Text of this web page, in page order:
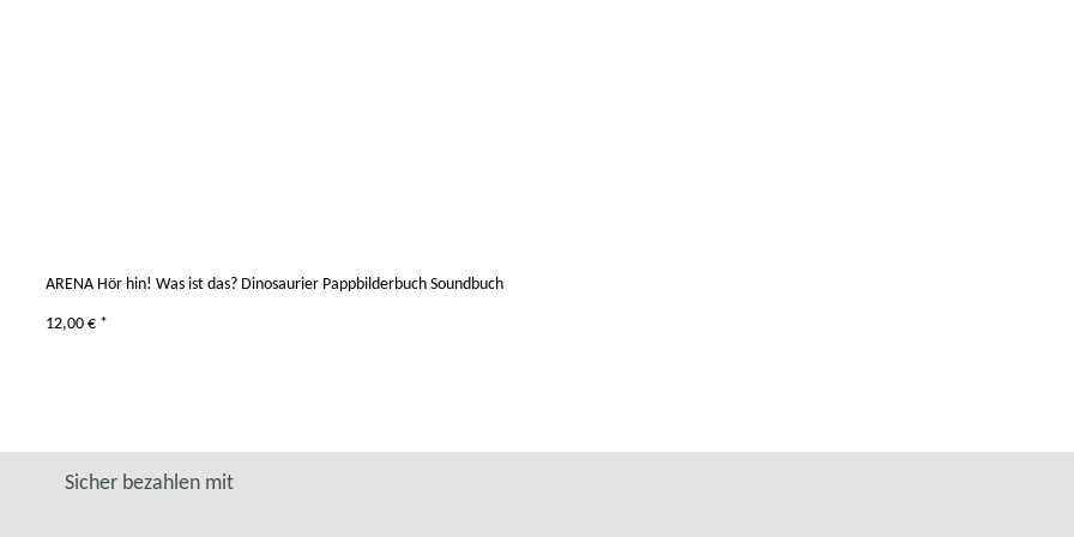
ARENA Hör hin! Was ist das? Dinosaurier Pappbilderbuch Soundbuch
12,00 € *
Sicher bezahlen mit